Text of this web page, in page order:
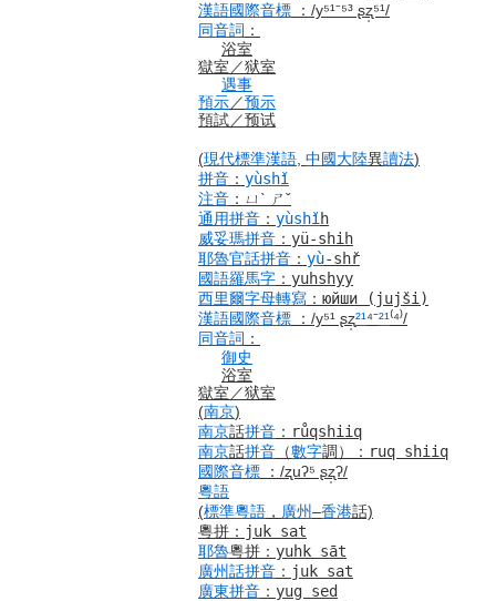
漢語國際音標 ： /y⁵¹⁻⁵³ ʂʐ̩⁵¹/
同音詞 ：
浴室
獄室 ／狱室
遇事
預示／预示
預試／预试
(現代標準漢語 中國大陸異讀法)
拼音 ： yùshǐ
注音 ： ㄩˋ ㄕˇ
通用拼音 ： yùshǐh
威妥瑪拼音 ： yü-shih
耶魯官話拼音 ： yù-shř
國語羅馬字 ： yuhshyy
西里爾字母轉寫 ： юйши
(jujši)
漢語國際音標 ： /y⁵¹ ʂʐ̩²¹⁴⁻²¹⁽⁴⁾/
同音詞 ：
御史
浴室
獄室 ／狱室
(南京)
南京話拼音 ： růqshiiq
南京話拼音 （數字調） ： ruq shiiq
國際音標
： /ʐuʔ⁵ ʂʐ̩ʔ/
粵語
(標準粵語 ， 廣州–香港話)
粵拼 ： juk sat
耶魯粵拼 ： yuhk sāt
廣州話拼音 ： juk sat
廣東拼音 ： yug sed